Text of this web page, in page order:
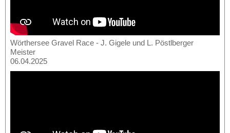
Wörthersee Gravel Race - J. Gigele und L. Pöstlberger
Meister
06.04.2025